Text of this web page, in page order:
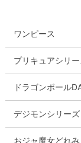
ワンピース
プリキュアシリ
ドラゴンボール
デジモンシリーズ
おジャ魔女どれみ